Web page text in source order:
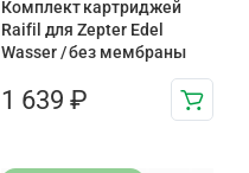
Комплект картриджей
Raifil для Zepter Edel
Wasser / без мембраны
1 639 ₽